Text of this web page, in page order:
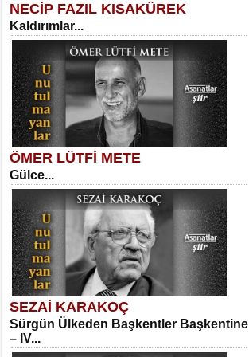
SELAHATTİN YILDIZ
İnsanın Zindanı...
MEHMET TAŞTAN
Vagon’da Bir Şairle...
SITKI CANEY
Oruçla Devrim ve Özgürlüğe…...
Meral Yağmur
Eski Bir Şiir...
Kadir Ünal
Ayağıma Dolanan Yokuş...
Mehmet Çoban
NECİP FAZIL KISAKÜREK
Kaldırımlar...
ÖMER LÜTFİ METE
Gülce...
SEZAİ KARAKOÇ
Sürgün Ülkeden Başkentler Başkentine
– IV...